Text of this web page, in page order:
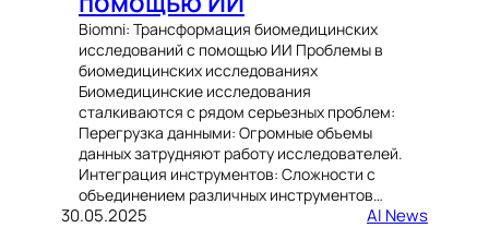
Biomni: Трансформация биомедицинских
исследований с помощью ИИ Проблемы в
биомедицинских исследованиях
Биомедицинские исследования
сталкиваются с рядом серьезных проблем:
Перегрузка данными: Огромные объемы
данных затрудняют работу исследователей.
Интеграция инструментов: Сложности с
объединением различных инструментов…
30.05.2025 AI News